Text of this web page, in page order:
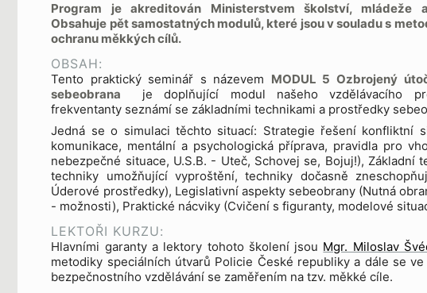
Program je akreditován Ministerstvem školství, mládeže
Obsahuje pět samostatných modulů, které jsou v souladu s
ochranu měkkých cílů.
OBSAH:
Tento praktický seminář s názevem MODUL 5 Ozbrojený
sebeobrana je doplňující modul našeho vzdělávacího
frekventanty seznámí se základními technikami a prostředky
Jedná se o simulaci těchto situací: Strategie řešení konfliktní
komunikace, mentální a psychologická příprava, pravidla pro
nebezpečné situace, U.S.B. - Uteč, Schovej se, Bojuj!),
techniky umožňující vyproštění, techniky dočasně
Úderové prostředky), Legislativní aspekty sebeobrany (Nutná
- možnosti), Praktické nácviky (Cvičení s figuranty, modelové
LEKTOŘI KURZU:
Hlavními garanty a lektory tohoto školení jsou Mgr. Miloslav
metodiky speciálních útvarů Policie České republiky a dále se
bezpečnostního vzdělávání se zaměřením na tzv. měkké cíle.